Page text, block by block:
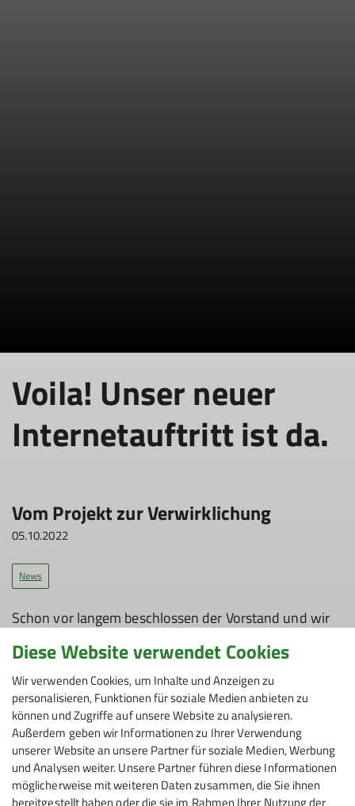
Voila! Unser neuer
Internetauftritt ist da.
Vom Projekt zur Verwirklichung
05.10.2022
News
Schon vor langem beschlossen der Vorstand und wir
"alpenverein.digital" (okay, mit ca. 300 anderen
Sektionen auf der DAV-Hauptversammlung 2018).
Diese frische Website ist Teil davon. Aus einer Art
digitalem Baukasten und mit Unterstützung des DAV-
Supports sowie Tipps aus anderen Sektionen konnten
neue Seiten zusammengezimmert werden.
Diese Website verwendet Cookies
Wir verwenden Cookies, um Inhalte und Anzeigen zu
personalisieren, Funktionen für soziale Medien anbieten zu
können und Zugriffe auf unsere Website zu analysieren.
Außerdem geben wir Informationen zu Ihrer Verwendung
unserer Website an unsere Partner für soziale Medien, Werbung
und Analysen weiter. Unsere Partner führen diese Informationen
möglicherweise mit weiteren Daten zusammen, die Sie ihnen